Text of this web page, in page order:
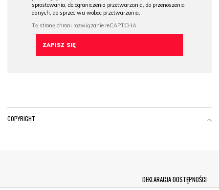
sprostowania, do ograniczenia przetwarzania, do przenoszenia
danych, do sprzeciwu wobec przetwarzania.
COPYRIGHT
DEKLARACJA DOSTĘPNOŚCI